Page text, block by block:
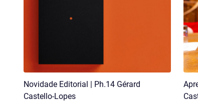
Novidade Editorial | Ph.14 Gérard
Castello‑Lopes